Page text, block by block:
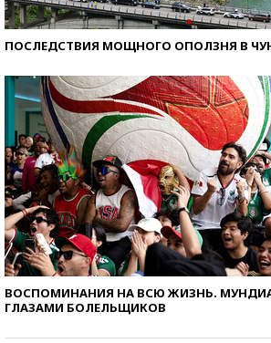
ПОСЛЕДСТВИЯ МОЩНОГО ОПОЛЗНЯ В
ВОСПОМИНАНИЯ НА ВСЮ ЖИЗНЬ.
ГЛАЗАМИ БОЛЕЛЬЩИКОВ